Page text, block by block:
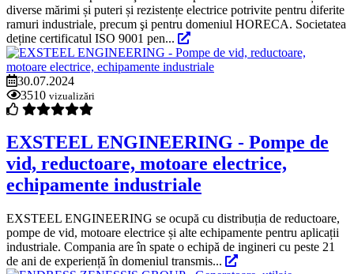
diverse mărimi și puteri și rezistențe electrice potrivite pentru diferite
ramuri industriale, precum şi pentru domeniul HORECA. Societatea
deține certificatul ISO 9001 pen...
30.07.2024
3510 vizualizări
EXSTEEL ENGINEERING - Pompe de
vid, reductoare, motoare electrice,
echipamente industriale
EXSTEEL ENGINEERING se ocupă cu distribuția de reductoare,
pompe de vid, motoare electrice și alte echipamente pentru aplicații
industriale. Compania are în spate o echipă de ingineri cu peste 21
de ani de experiență în domeniul transmis...